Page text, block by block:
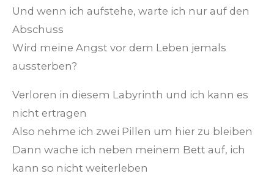
Und wenn ich aufstehe, warte ich nur auf den
Abschuss
Wird meine Angst vor dem Leben jemals
aussterben?
Verloren in diesem Labyrinth und ich kann es
nicht ertragen
Also nehme ich zwei Pillen um hier zu bleiben
Dann wache ich neben meinem Bett auf, ich
kann so nicht weiterleben